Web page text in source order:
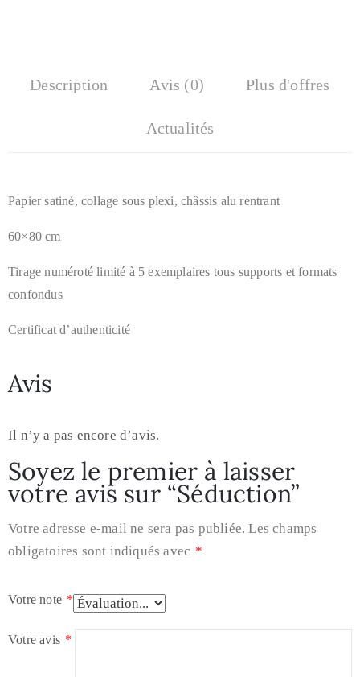
Description Avis (0) Plus d'offres
Actualités
Papier satiné, collage sous plexi, châssis alu rentrant
60×80 cm
Tirage numéroté limité à 5 exemplaires tous supports et formats
confondus
Certificat d’authenticité
Avis
Il n’y a pas encore d’avis.
Soyez le premier à laisser
votre avis sur “Séduction”
Votre adresse e-mail ne sera pas publiée. Les champs
obligatoires sont indiqués avec *
Votre note *
Votre avis *